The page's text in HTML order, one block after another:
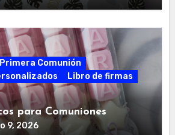
Comunión
Libro de firmas
para Comuniones
9, 2026